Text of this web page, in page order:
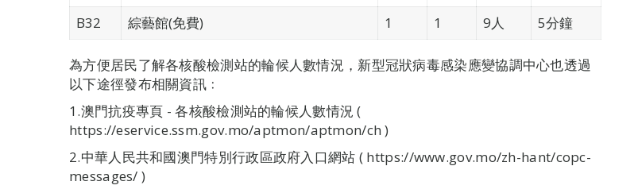
B32
綜藝館(免費) 1 1 9人 5分鐘
為方便居民了解各核酸檢測站的輪候人數情況，新型冠狀病毒感染應變協調中心也透過
以下途徑發布相關資訊﹕
1.澳門抗疫專頁 - 各核酸檢測站的輪候人數情況 (
https://eservice.ssm.gov.mo/aptmon/aptmon/ch )
2.中華人民共和國澳門特別行政區政府入口網站 ( https://www.gov.mo/zh-hant/copc-
messages/ )